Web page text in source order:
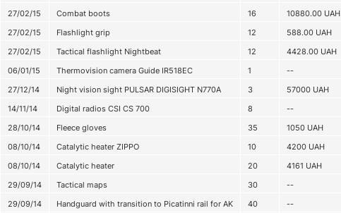
27/02/15
Combat boots 16 10880.00 UAH
27/02/15
Flashlight grip 12 588.00 UAH
27/02/15
Tactical flashlight Nightbeat 12 4428.00 UAH
06/01/15
Thermovision camera Guide IR518EC 1 --
27/12/14
Night vision sight PULSAR DIGISIGHT N770A 3 57000 UAH
14/11/14
Digital radios CSI CS 700 8 --
28/10/14
Fleece gloves 35 1050 UAH
08/10/14
Catalytic heater ZIPPO 10 4200 UAH
08/10/14
Catalytic heater 20 4161 UAH
29/09/14
Tactical maps 30 --
29/09/14
Handguard with transition to Picatinni rail for AK 40 --